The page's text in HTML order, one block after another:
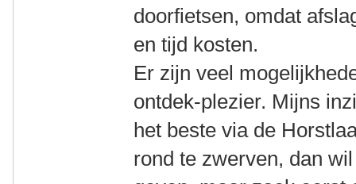
doorfietsen, omdat
en tijd kosten.
Er zijn veel
ontdek-plezier. Mijns
het beste via de
rond te zwerven, dan